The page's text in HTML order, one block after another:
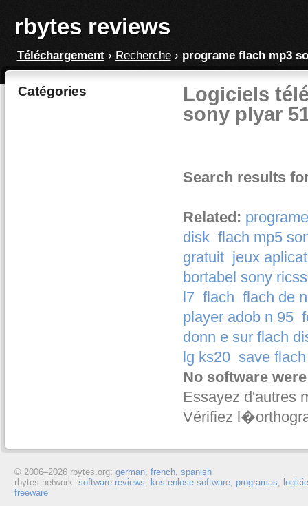
rbytes reviews
Téléchargement› Recherche› programe flach mp3
Catégories
Logiciels
sony plyar
Search results
Related:
disk flach mp5
gratuit jeux
bortabel sony
l7 flach flach de
player adob n 95
donn e sur flach
lg ks20 save
No software
Essayez d'autres
Vérifiez
© 2006–2026 rbytes.org: german, french, spanish
rbytes.network: software reviews, kostenlose software, programas,
freeware